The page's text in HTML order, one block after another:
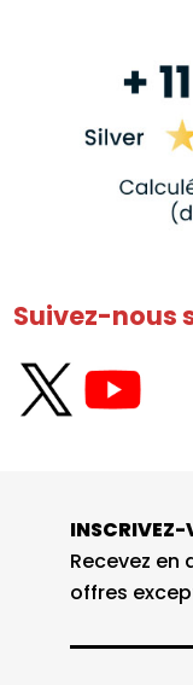
Suivez-nous
INSCRIVEZ-
Recevez
offres